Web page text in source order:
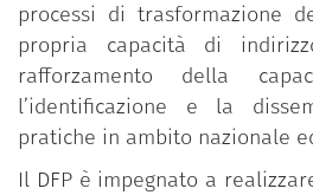
processi di trasformazione
propria capacità di
rafforzamento della
l’identificazione e la
pratiche in ambito nazionale
Il DFP è impegnato a